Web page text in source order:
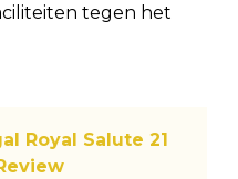
tegen het
Royal Salute 21